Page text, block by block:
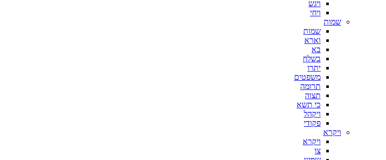
ויגש
ויחי
שמות
שמות
וארא
בא
בשלח
יתרו
משפטים
תרומה
תצוה
כי תשא
ויקהל
פקודי
ויקרא
ויקרא
צו